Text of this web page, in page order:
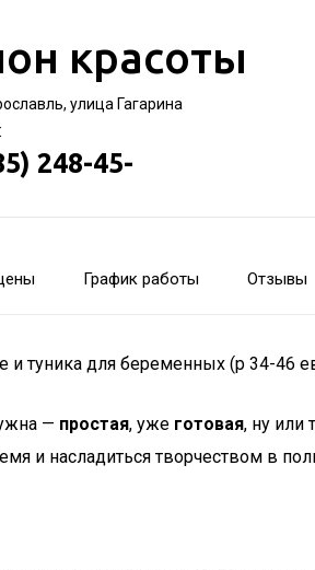
красоты
улица Гагарина
248-45-
График работы Отзывы
и туника для беременных (р 34-46
— простая, уже готовая, ну или
и насладиться творчеством в